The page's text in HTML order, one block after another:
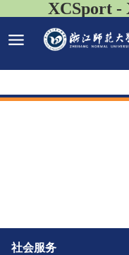
XCSport -
社会服务